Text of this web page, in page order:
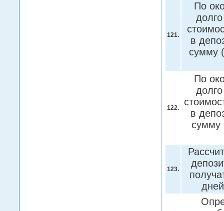
121.
По
в
сумму
122.
По
в
сумму
123.